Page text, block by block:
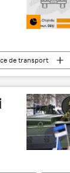
de transport